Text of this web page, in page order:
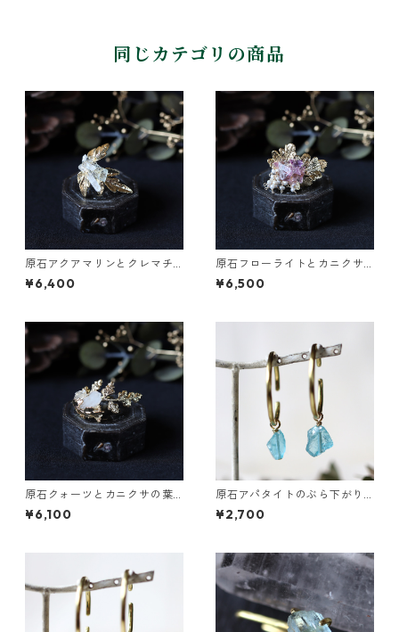
同じカテゴリの商品
原石アクアマリンとクレマチ
スの葉イヤーカフ
¥6,400
原石フローライトとカニクサ
の葉イヤーカフ
¥6,500
原石クォーツとカニクサの葉
イヤーカフ
¥6,100
原石アパタイトのぶら下がり
イヤーカフ
¥2,700